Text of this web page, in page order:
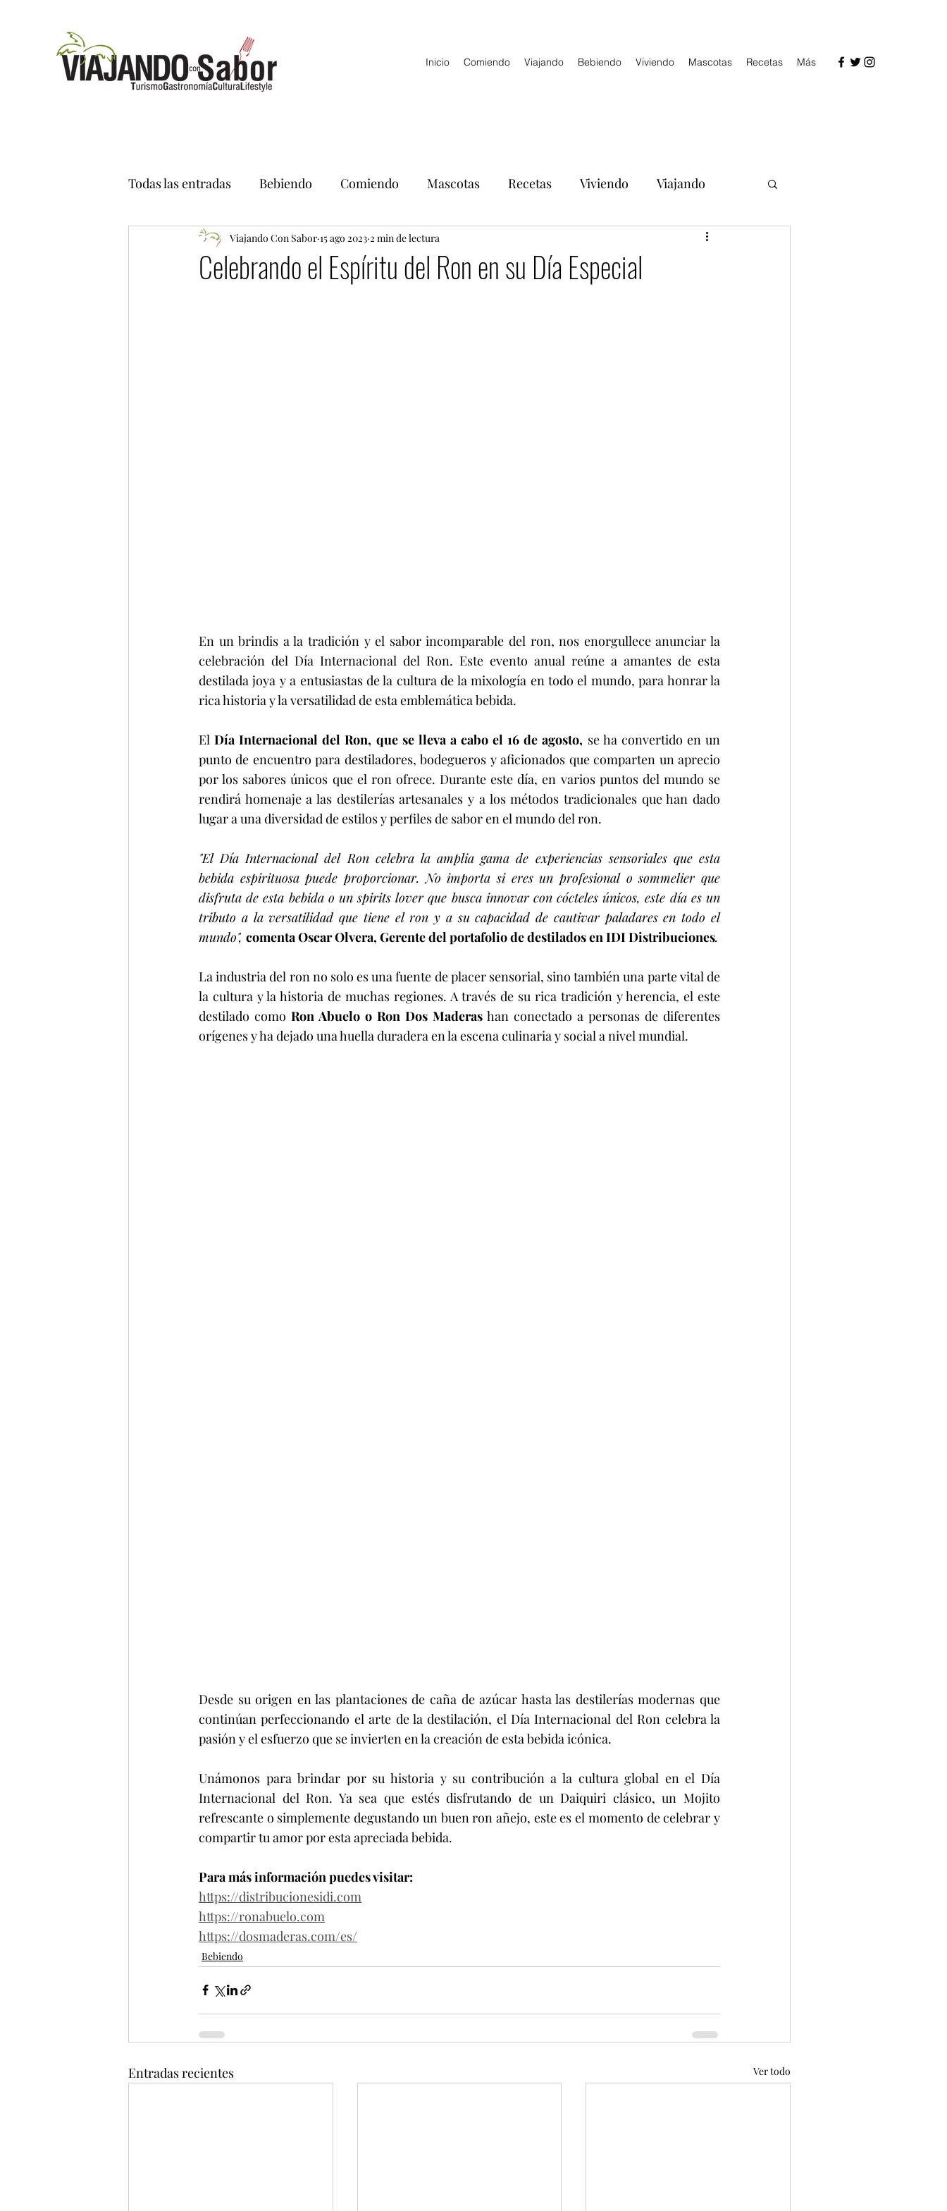
Inicio Comiendo Viajando Bebiendo Viviendo Mascotas Recetas Más
Todas las entradas Bebiendo Comiendo Mascotas Recetas Viviendo Viajando
Celebrando el Espíritu del Ron en su Día Especial
Viajando Con Sabor 15 ago 2023 2 min de lectura
En un brindis a la tradición y el sabor incomparable del ron, nos enorgullece anunciar la
celebración del Día Internacional del Ron. Este evento anual reúne a amantes de esta
destilada joya y a entusiastas de la cultura de la mixología en todo el mundo, para honrar la
rica historia y la versatilidad de esta emblemática bebida.
El Día Internacional del Ron, que se lleva a cabo el 16 de agosto, se ha convertido en un
punto de encuentro para destiladores, bodegueros y aficionados que comparten un aprecio
por los sabores únicos que el ron ofrece. Durante este día, en varios puntos del mundo se
rendirá homenaje a las destilerías artesanales y a los métodos tradicionales que han dado
lugar a una diversidad de estilos y perfiles de sabor en el mundo del ron.
"El Día Internacional del Ron celebra la amplia gama de experiencias sensoriales que esta
bebida espirituosa puede proporcionar. No importa si eres un profesional o sommelier que
disfruta de esta bebida o un spirits lover que busca innovar con cócteles únicos, este día es un
tributo a la versatilidad que tiene el ron y a su capacidad de cautivar paladares en todo el
mundo", comenta Oscar Olvera, Gerente del portafolio de destilados en IDI Distribuciones.
La industria del ron no solo es una fuente de placer sensorial, sino también una parte vital de
la cultura y la historia de muchas regiones. A través de su rica tradición y herencia, el este
destilado como Ron Abuelo o Ron Dos Maderas han conectado a personas de diferentes
orígenes y ha dejado una huella duradera en la escena culinaria y social a nivel mundial.
Desde su origen en las plantaciones de caña de azúcar hasta las destilerías modernas que
continúan perfeccionando el arte de la destilación, el Día Internacional del Ron celebra la
pasión y el esfuerzo que se invierten en la creación de esta bebida icónica.
Unámonos para brindar por su historia y su contribución a la cultura global en el Día
Internacional del Ron. Ya sea que estés disfrutando de un Daiquiri clásico, un Mojito
refrescante o simplemente degustando un buen ron añejo, este es el momento de celebrar y
compartir tu amor por esta apreciada bebida.
Para más información puedes visitar:
https://distribucionesidi.com
https://ronabuelo.com
https://dosmaderas.com/es/
Bebiendo
Entradas recientes Ver todo